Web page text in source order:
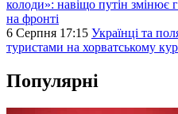
колоди»: навіщо путін змінює
на фронті
6 Серпня 17:15 Українці та
туристами на хорватському
Популярні